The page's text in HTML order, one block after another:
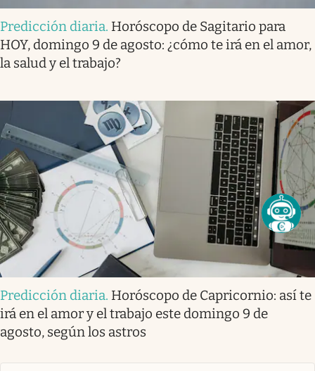
Predicción diaria. Horóscopo de Sagitario para
HOY, domingo 9 de agosto: ¿cómo te irá en el amor,
la salud y el trabajo?
Predicción diaria. Horóscopo de Capricornio: así te
irá en el amor y el trabajo este domingo 9 de
agosto, según los astros